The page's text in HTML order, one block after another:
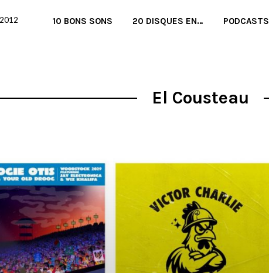
10 BONS SONS 20 DISQUES EN… PODCASTS
El Cousteau